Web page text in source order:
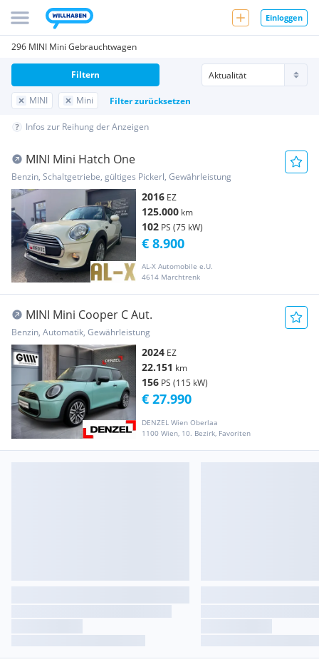
Einloggen
296 MINI Mini Gebrauchtwagen
MINI Mini Filter zurücksetzen
Filtern
Infos zur Reihung der Anzeigen
MINI Mini Hatch One
Benzin, Schaltgetriebe, gültiges Pickerl, Gewährleistung
2016 EZ
125.000 km
102 PS (75 kW)
AL-X Automobile e.U.
4614 Marchtrenk
€ 8.900
MINI Mini Cooper C Aut.
Benzin, Automatik, Gewährleistung
2024 EZ
22.151 km
156 PS (115 kW)
DENZEL Wien Oberlaa
1100 Wien, 10. Bezirk, Favoriten
€ 27.990